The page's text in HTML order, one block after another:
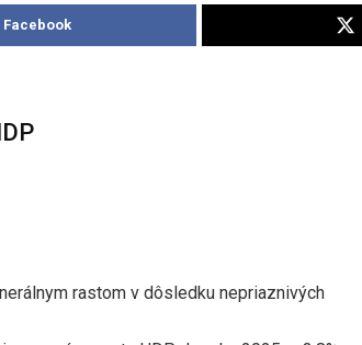
Facebook
rastom v dôsledku nepriaznivých